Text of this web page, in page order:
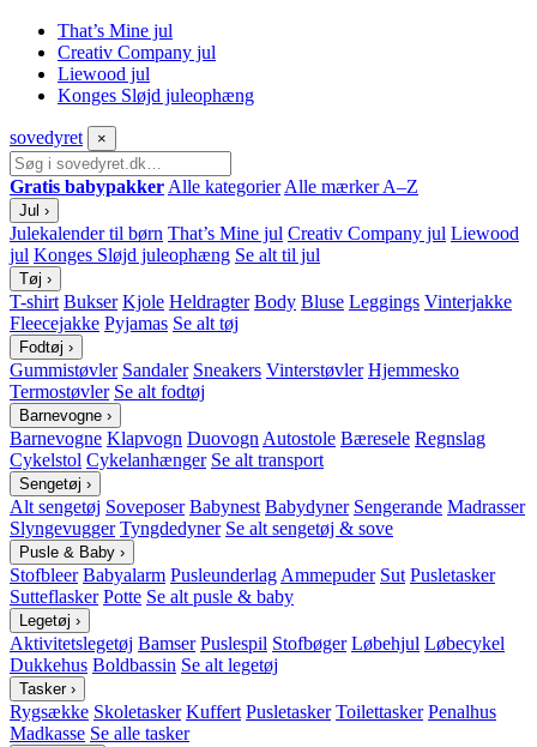
That’s Mine jul
Creativ Company jul
Liewood jul
Konges Sløjd juleophæng
sovedyret ×
Gratis babypakker Alle kategorier Alle mærker A–Z
Jul ›
Julekalender til børn That’s Mine jul Creativ Company jul Liewood
jul Konges Sløjd juleophæng Se alt til jul
Tøj ›
T-shirt Bukser Kjole Heldragter Body Bluse Leggings Vinterjakke
Fleecejakke Pyjamas Se alt tøj
Fodtøj ›
Gummistøvler Sandaler Sneakers Vinterstøvler Hjemmesko
Termostøvler Se alt fodtøj
Barnevogne ›
Barnevogne Klapvogn Duovogn Autostole Bæresele Regnslag
Cykelstol Cykelanhænger Se alt transport
Sengetøj ›
Alt sengetøj Soveposer Babynest Babydyner Sengerande Madrasser
Slyngevugger Tyngdedyner Se alt sengetøj & sove
Pusle & Baby ›
Stofbleer Babyalarm Pusleunderlag Ammepuder Sut Pusletasker
Sutteflasker Potte Se alt pusle & baby
Legetøj ›
Aktivitetslegetøj Bamser Puslespil Stofbøger Løbehjul Løbecykel
Dukkehus Boldbassin Se alt legetøj
Tasker ›
Rygsække Skoletasker Kuffert Pusletasker Toilettasker Penalhus
Madkasse Se alle tasker